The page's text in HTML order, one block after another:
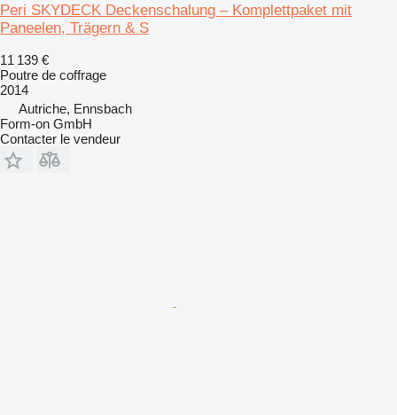
Peri SKYDECK Deckenschalung – Komplettpaket mit
Paneelen, Trägern & S
11 139 €
Poutre de coffrage
2014
Autriche, Ennsbach
Form-on GmbH
Contacter le vendeur